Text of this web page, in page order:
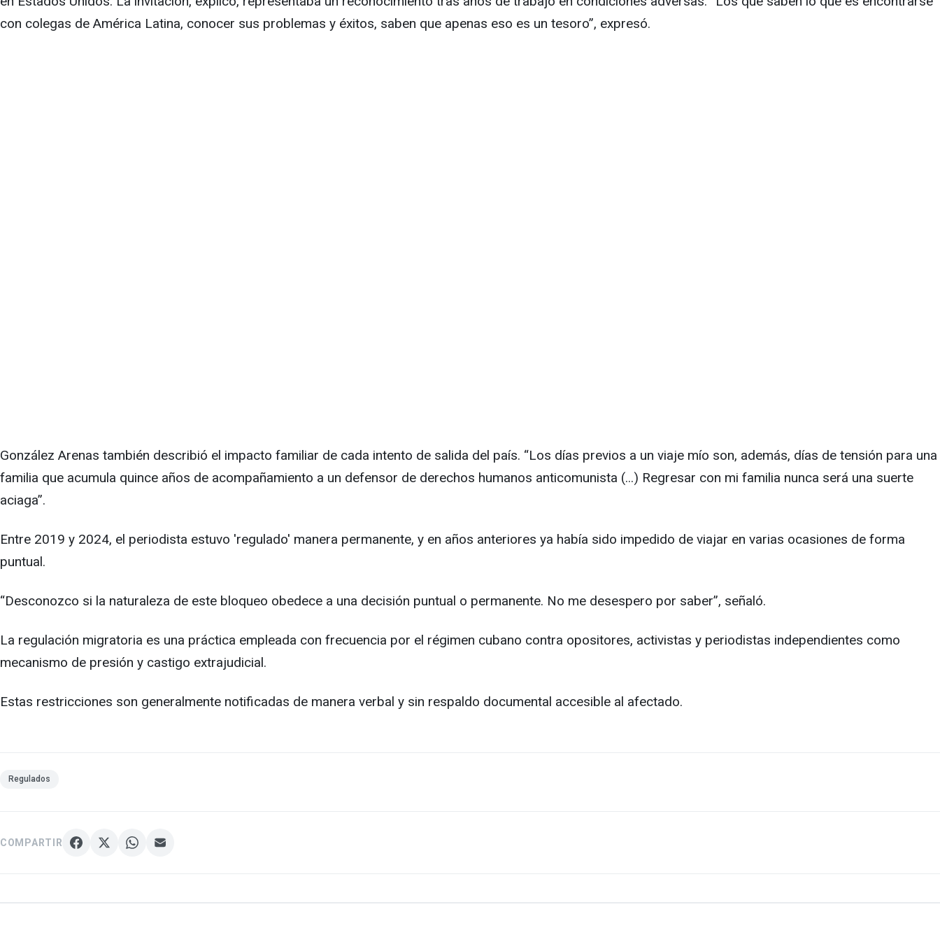
con colegas de América Latina, conocer sus problemas y éxitos, saben que apenas eso es un tesoro”, expresó.
González Arenas también describió el impacto familiar de cada intento de salida del país. “Los días previos a un viaje mío son, además, días de tensión para una
familia que acumula quince años de acompañamiento a un defensor de derechos humanos anticomunista (...) Regresar con mi familia nunca será una suerte
aciaga”.
Entre 2019 y 2024, el periodista estuvo 'regulado' manera permanente, y en años anteriores ya había sido impedido de viajar en varias ocasiones de forma
puntual.
“Desconozco si la naturaleza de este bloqueo obedece a una decisión puntual o permanente. No me desespero por saber”, señaló.
La regulación migratoria es una práctica empleada con frecuencia por el régimen cubano contra opositores, activistas y periodistas independientes como
mecanismo de presión y castigo extrajudicial.
Estas restricciones son generalmente notificadas de manera verbal y sin respaldo documental accesible al afectado.
Regulados
COMPARTIR